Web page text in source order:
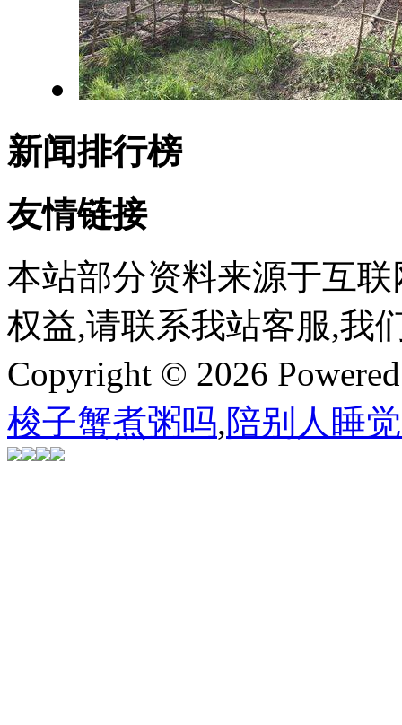
新闻排行榜
友情链接
本站部分资料来源于互
权益,请联系我站客服,我
Copyright © 2026
梭子蟹煮粥吗,陪别人睡